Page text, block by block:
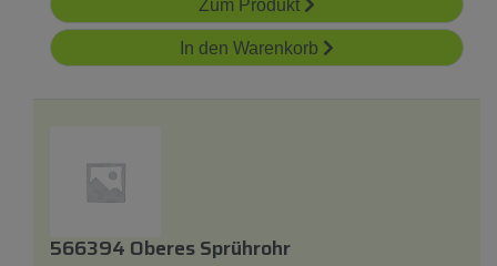
Zum Produkt
In den Warenkorb
566394 Oberes Sprührohr